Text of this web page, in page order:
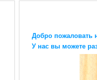
Добро пожаловать
У нас вы можете